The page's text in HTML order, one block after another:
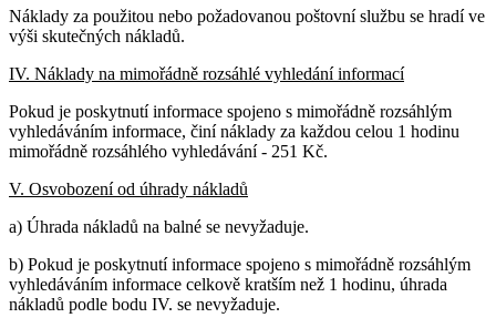
Náklady za použitou nebo požadovanou poštovní službu se hradí ve
výši skutečných nákladů.
IV. Náklady na mimořádně rozsáhlé vyhledání informací
Pokud je poskytnutí informace spojeno s mimořádně rozsáhlým
vyhledáváním informace, činí náklady za každou celou 1 hodinu
mimořádně rozsáhlého vyhledávání - 251 Kč.
V. Osvobození od úhrady nákladů
a) Úhrada nákladů na balné se nevyžaduje.
b) Pokud je poskytnutí informace spojeno s mimořádně rozsáhlým
vyhledáváním informace celkově kratším než 1 hodinu, úhrada
nákladů podle bodu IV. se nevyžaduje.